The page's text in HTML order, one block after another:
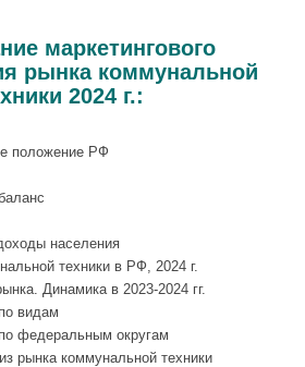
маркетингового
рынка коммунальной
2024 г.:
положение РФ
населения
техники в РФ, 2024 г.
Динамика в 2023-2024 гг.
видам
федеральным округам
рынка коммунальной техники